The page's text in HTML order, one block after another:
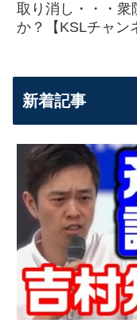
取り消し・・・衆
か？【KSLチャン
新着記事